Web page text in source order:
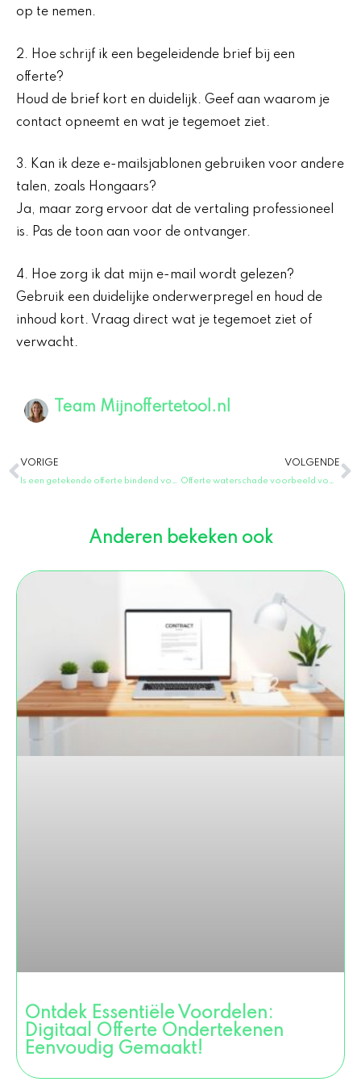
op te nemen.
2. Hoe schrijf ik een begeleidende brief bij een
offerte?
Houd de brief kort en duidelijk. Geef aan waarom je
contact opneemt en wat je tegemoet ziet.
3. Kan ik deze e-mailsjablonen gebruiken voor andere
talen, zoals Hongaars?
Ja, maar zorg ervoor dat de vertaling professioneel
is. Pas de toon aan voor de ontvanger.
4. Hoe zorg ik dat mijn e-mail wordt gelezen?
Gebruik een duidelijke onderwerpregel en houd de
inhoud kort. Vraag direct wat je tegemoet ziet of
verwacht.
Team Mijnoffertetool.nl
Vorige
VORIGE
Is een getekende offerte bindend voor beide partijen?
VOLGENDE
Offerte waterschade voorbeeld voor herstelwerkzaamheden
Anderen bekeken ook
Ontdek Essentiële Voordelen:
Digitaal Offerte Ondertekenen
Eenvoudig Gemaakt!